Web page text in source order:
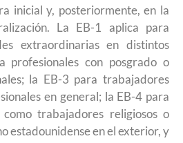
inicial y, posteriormente, en la
La EB-1 aplica para
extraordinarias en distintos
profesionales con posgrado o
la EB-3 para trabajadores
en general; la EB-4 para
como trabajadores religiosos o
estadounidense en el exterior, y